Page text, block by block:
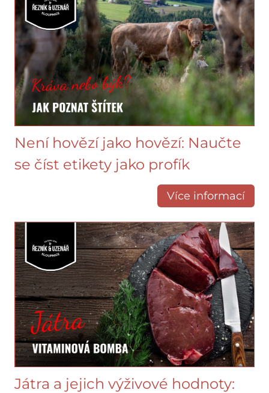
Není hovězí jako hovězí: Naučte
se číst etikety jako profík
Více informací
Játra a jejich výživové hodnoty: